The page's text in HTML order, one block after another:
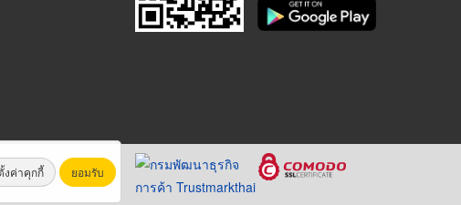
กัด (มหาชน)
งค่าคุกกี้ ยอมรับ